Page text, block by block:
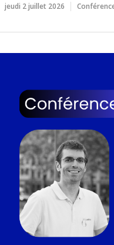
jeudi 2 juillet 2026